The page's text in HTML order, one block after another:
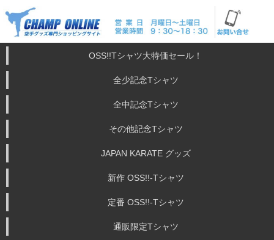
OSS!!Tシャツ大特価セール！
全少記念Tシャツ
全中記念Tシャツ
その他記念Tシャツ
JAPAN KARATE グッズ
新作 OSS!!-Tシャツ
定番 OSS!!-Tシャツ
通販限定Tシャツ